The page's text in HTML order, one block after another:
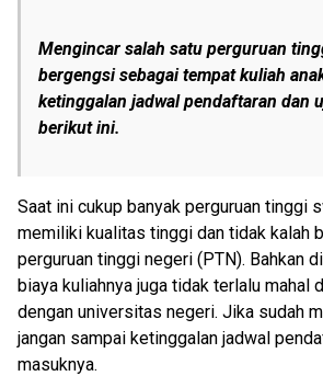
Mengincar salah satu perguruan
bergengsi sebagai tempat kuliah
ketinggalan jadwal pendaftaran dan
berikut ini.
Saat ini cukup banyak perguruan tinggi
memiliki kualitas tinggi dan tidak kalah
perguruan tinggi negeri (PTN). Bahkan
biaya kuliahnya juga tidak terlalu mahal
dengan universitas negeri. Jika sudah
jangan sampai ketinggalan jadwal
masuknya.